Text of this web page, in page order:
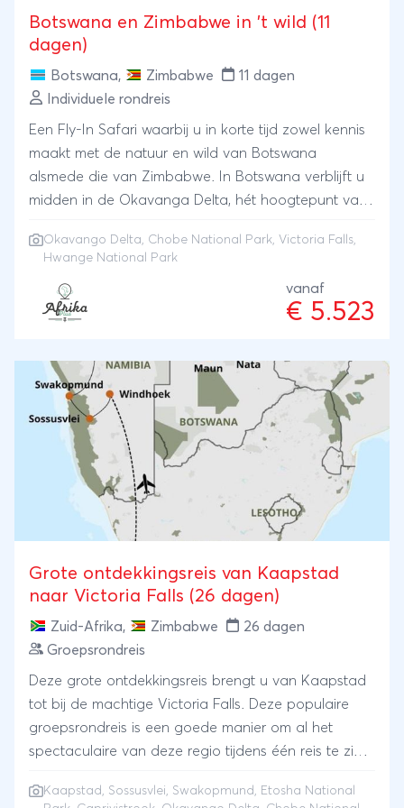
Botswana en Zimbabwe in 't wild (11
dagen)
Botswana, Zimbabwe
11 dagen
Individuele rondreis
Een Fly-In Safari waarbij u in korte tijd zowel kennis
maakt met de natuur en wild van Botswana
alsmede die van Zimbabwe. In Botswana verblijft u
midden in de Okavanga Delta, hét hoogtepunt van
National Park. Bekend om de grote
Chobe rivier tijdens zonsondergang. Victoria Falls
ontbreekt uiteraard niet. Geniet hier van het kleine
en uiteraard gaat u langs de beroemde watervallen
mooie foto's maken. De reis eindigt met Hwange
National Park, het grootste park in Zimbabwe waar
u de reis afsluit.
Okavango Delta, Chobe National Park, Victoria Falls,
Hwange National Park
vanaf
€ 5.523
Grote ontdekkingsreis van Kaapstad
naar Victoria Falls (26 dagen)
Zuid-Afrika, Zimbabwe
26 dagen
Groepsrondreis
Deze grote ontdekkingsreis brengt u van Kaapstad
tot bij de machtige Victoria Falls. Deze populaire
groepsrondreis is een goede manier om al het
spectaculaire van deze regio tijdens één reis te zien.
cultuur en het avontuur. U bezoekt o.a. Sossusvlei,
Kaapstad , Sossusvlei, Swakopmund, Etosha National